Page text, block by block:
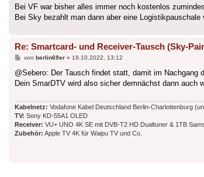
Bei VF war bisher alles immer noch kostenlos
Bei Sky bezahlt man dann aber eine
Re: Smartcard- und Receiver-Tausch (Sky-
Beitrag
von berlin69er» 19.10.2022, 13:12
@Sebero: Der Tausch findet statt, damit im Nachgang
Dein SmarDTV wird also sicher demnächst dann auch
Kabelnetz: Vodafone Kabel Deutschland Berlin-Charlottenburg
TV: Sony KD-55A1 OLED
Receiver: VU+ UNO 4K SE mit DVB-T2 HD Dualtuner & 1TB
Zubehör: Apple TV 4K für Waipu TV und Co.